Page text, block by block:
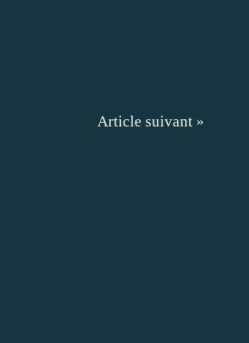
Article suivant »